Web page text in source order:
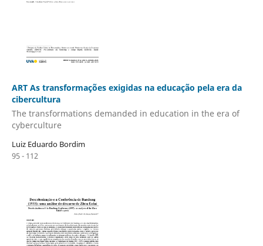
ART As transformações exigidas na educação pela era da
cibercultura
The transformations demanded in education in the era of
cyberculture
Luiz Eduardo Bordim
95 - 112